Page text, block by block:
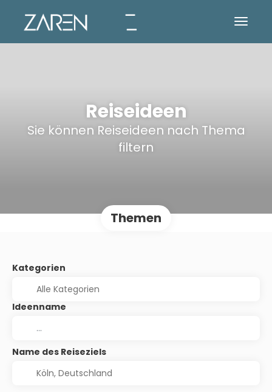
Reiseideen
Sie können Reiseideen nach Thema
filtern
Themen
Kategorien
Ideenname
Name des Reiseziels